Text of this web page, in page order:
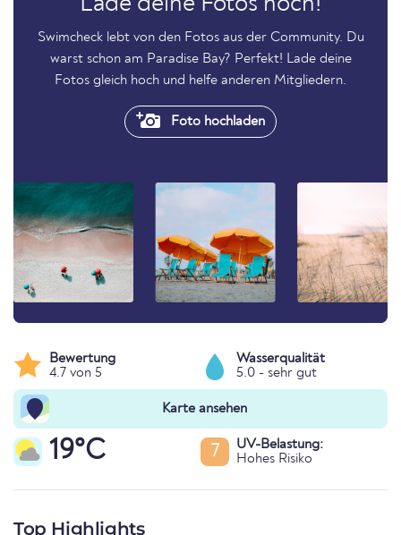
Swimcheck lebt von den Fotos aus der Community. Du
warst schon am Paradise Bay? Perfekt! Lade deine
Fotos gleich hoch und helfe anderen Mitgliedern.
Foto hochladen
Bewertung
4.7 von 5
Wasserqualität
5.0 - sehr gut
Karte ansehen
19°C 7
UV-Belastung:
Hohes Risiko
Top Highlights